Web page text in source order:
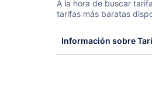
A la hora de buscar
tarifas más baratas
Información sobre